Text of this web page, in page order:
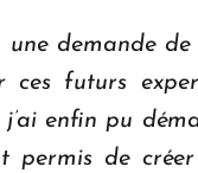
une demande
ces futurs
j’ai enfin pu
permis de